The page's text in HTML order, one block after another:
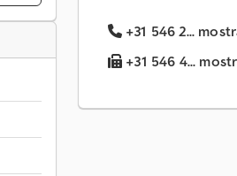
+31 546 2...
+31 546 4...